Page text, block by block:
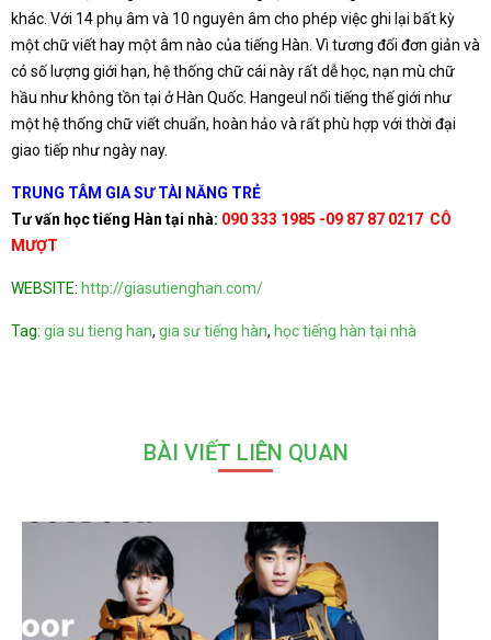
khác. Với 14 phụ âm và 10 nguyên âm cho phép việc ghi lại bất kỳ
một chữ viết hay một âm nào của tiếng Hàn. Vì tương đối đơn giản và
có số lượng giới hạn, hệ thống chữ cái này rất dễ học, nạn mù chữ
hầu như không tồn tại ở Hàn Quốc. Hangeul nổi tiếng thế giới như
một hệ thống chữ viết chuẩn, hoàn hảo và rất phù hợp với thời đại
giao tiếp như ngày nay.
TRUNG TÂM GIA SƯ TÀI NĂNG TRẺ
Tư vấn học tiếng Hàn tại nhà: 090 333 1985 -09 87 87 0217 CÔ
MƯỢT
WEBSITE: http://giasutienghan.com/
Tag: gia su tieng han, gia sư tiếng hàn, học tiếng hàn tại nhà
BÀI VIẾT LIÊN QUAN